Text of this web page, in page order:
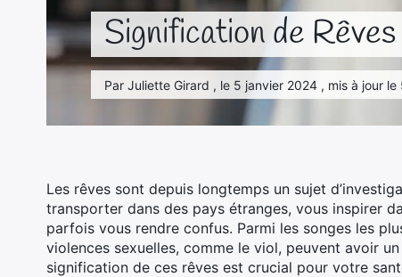
Signification de
Par Juliette Girard , le 5 janvier 2024 , mis à jour
Les rêves sont depuis longtemps un sujet
transporter dans des pays étranges, vous inspirer
parfois vous rendre confus. Parmi les songes les
violences sexuelles, comme le viol, peuvent avoir
signification de ces rêves est crucial pour votre